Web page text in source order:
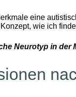
eine
wie ich
Neurotyp in der